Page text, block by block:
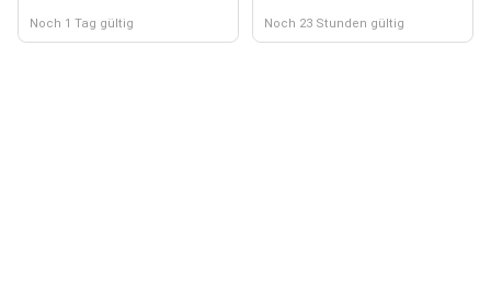
Noch 1 Tag gültig Noch 23 Stunden gültig